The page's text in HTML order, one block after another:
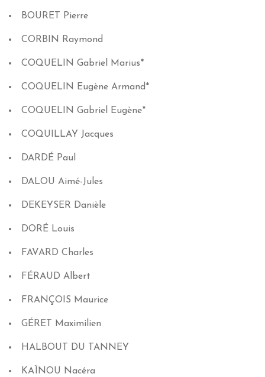
BOURET Pierre
CORBIN Raymond
COQUELIN Gabriel Marius*
COQUELIN Eugène Armand*
COQUELIN Gabriel Eugène*
COQUILLAY Jacques
DARDÉ Paul
DALOU Aimé-Jules
DEKEYSER Danièle
DORÉ Louis
FAVARD Charles
FÉRAUD Albert
FRANÇOIS Maurice
GÉRET Maximilien
HALBOUT DU TANNEY
KAÏNOU Nacéra